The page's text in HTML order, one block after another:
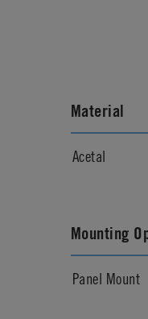
Material
Acetal
Mounting
Panel Mount